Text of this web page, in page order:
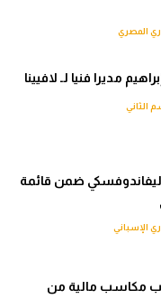
المصري
مديرا فنيا لـ لافيينا
الثاني
ضمن قائمة
الإسباني
مكاسب مالية من